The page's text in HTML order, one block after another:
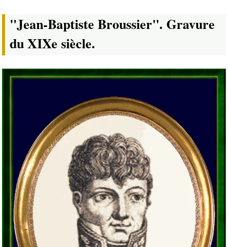
"Jean-Baptiste Broussier". Gravure
du XIXe siècle.